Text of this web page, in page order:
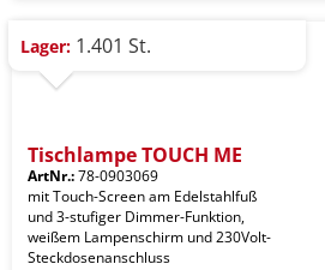
Lager: 1.401 St.
Tischlampe TOUCH ME
ArtNr.:78-0903069
mit Touch-Screen am Edelstahlfuß
und 3-stufiger Dimmer-Funktion,
weißem Lampenschirm und 230Volt-
Steckdosenanschluss